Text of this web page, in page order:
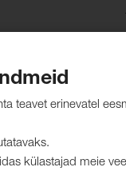
Jätkusuutlikkus
teavet erinevatel
külastajad meie